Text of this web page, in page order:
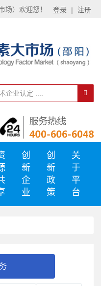
场）欢迎您！ 登录 | 注册
创
新
企
业
创
新
政
策
关
于
平
台